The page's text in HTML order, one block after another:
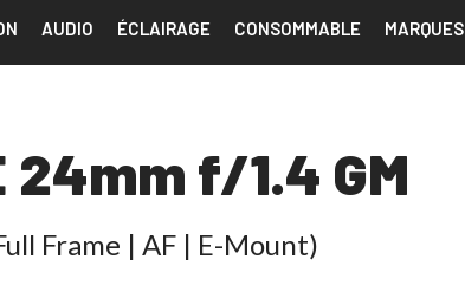
AUDIO ÉCLAIRAGE CONSOMMABLE MARQUES
24mm f/1.4 GM
Frame | AF | E-Mount)